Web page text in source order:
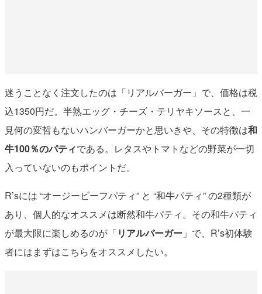
迷うことなく注文したのは「リアルバーガー」で、価格は税
込1350円だ。半熟エッグ・チーズ・テリヤキソースと、一
見何の変哲もないハンバーガーかと思いきや、その特徴は和
牛100％のパティである。レタスやトマトなどの野菜が一切
入っていないのもポイントだ。
R’sには “オージービーフパティ” と “和牛パティ” の2種類が
あり、個人的なオススメは断然和牛パティ。その和牛パティ
が最大限に楽しめるのが「リアルバーガー」で、R’s初体験
者にはまずはこちらをオススメしたい。